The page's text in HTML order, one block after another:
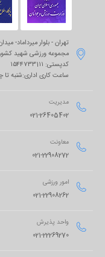

تهران - بلوار میرداماد-
مجموعه ورزشی شهید
کدپستی: ۱۵۴۴۷۳۳1۱۱
ساعت کاری اداری:شنبه تا
 مدیریت
021-26405402
 معاونت
021-22908272
 امور ورزشی
021-22908262
 واحد پذیرش
021-22269270